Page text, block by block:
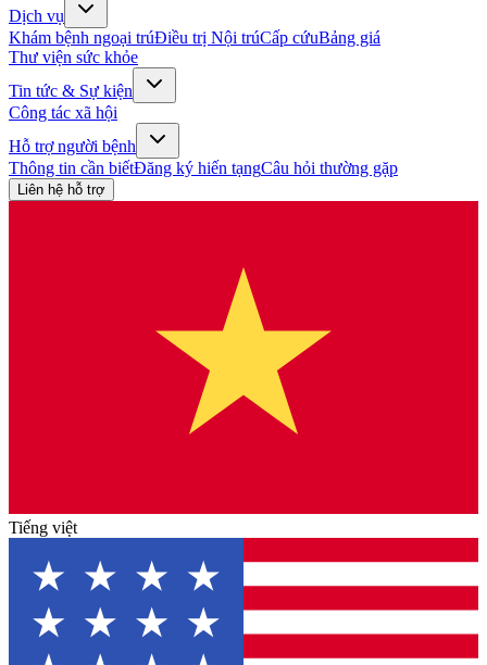
Dịch vụ
Khám bệnh ngoại trúĐiều trị Nội trúCấp cứuBảng giá
Thư viện sức khỏe
Tin tức & Sự kiện
Công tác xã hội
Hỗ trợ người bệnh
Thông tin cần biếtĐăng ký hiến tạngCâu hỏi thường gặp
Liên hệ hỗ trợ
Tiếng việt